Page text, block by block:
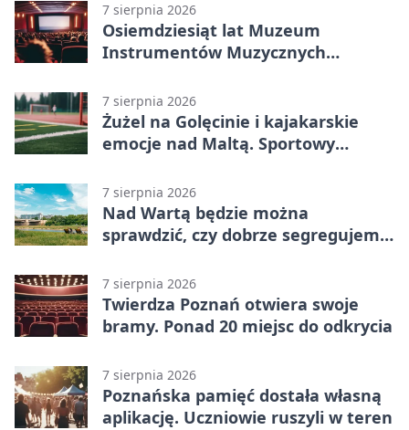
7 sierpnia 2026
Osiemdziesiąt lat Muzeum
Instrumentów Muzycznych
7 sierpnia 2026
Żużel na Golęcinie i kajakarskie
emocje nad Maltą. Sportowy
7 sierpnia 2026
Nad Wartą będzie można
sprawdzić, czy dobrze segregujemy
7 sierpnia 2026
Twierdza Poznań otwiera swoje
bramy. Ponad 20 miejsc do odkrycia
7 sierpnia 2026
Poznańska pamięć dostała własną
aplikację. Uczniowie ruszyli w teren